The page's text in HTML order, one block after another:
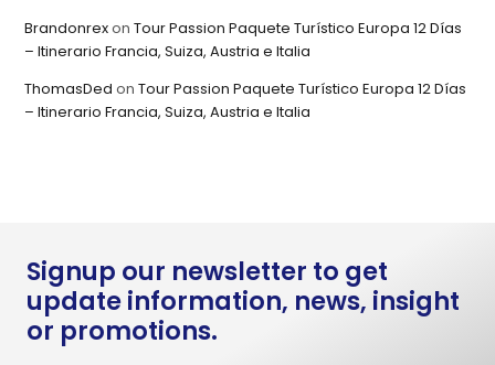
BrandonrexonTour Passion Paquete Turístico Europa 12 Días
– Itinerario Francia, Suiza, Austria e Italia
ThomasDed onTour Passion Paquete Turístico Europa 12 Días
– Itinerario Francia, Suiza, Austria e Italia
Signup our newsletter to get
update information, news, insight
or promotions.